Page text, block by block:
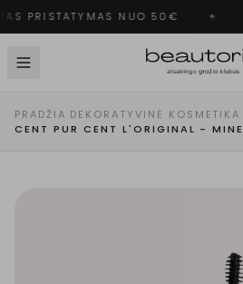
PRISTATYMAS NUO 50€ ✦
PRADŽIA·DEKORATYVINĖ KOSMETIKA·